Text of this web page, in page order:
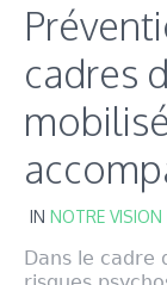
cadres
IN NOTRE VISION
Dans le cadre